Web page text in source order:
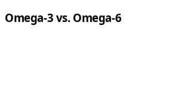
Omega-3 vs. Omega-6